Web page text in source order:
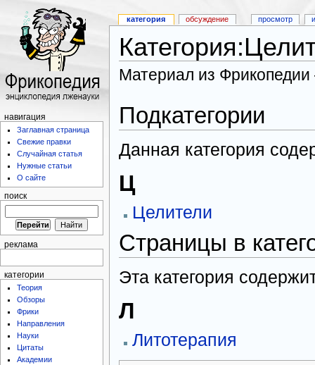
Материал из
Подкатегории
Данная категория
Ц
Целители
Страницы в
Эта категория
Л
Литотерапия
категория обсуждение просмотр
навигация
Заглавная страница
Свежие правки
Случайная статья
Нужные статьи
О сайте
поиск
реклама
категории
Теория
Обзоры
Фрики
Направления
Науки
Цитаты
Академии